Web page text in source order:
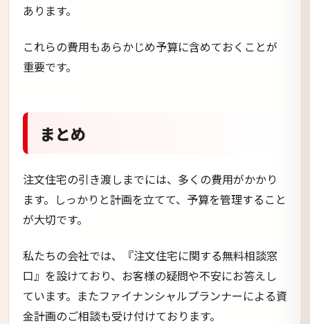
あります。
これらの費用もあらかじめ予算に含めておくことが
重要です。
まとめ
注文住宅の引き渡しまでには、多くの費用がかかり
ます。しっかりと計画を立てて、予算を管理すること
が大切です。
私たちの会社では、『注文住宅に関する無料相談窓
口』を設けており、お客様の疑問や不安にお答えし
ています。またファイナンシャルプランナーによる資
金計画のご相談も受け付けております。